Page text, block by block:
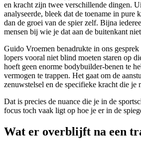
en kracht zijn twee verschillende dingen.
analyseerde, bleek dat de toename in pure
dan de groei van de spier zelf. Bijna
mensen bij wie je dat aan de buitenkant
Guido Vroemen benadrukte in ons
lopers vooral niet blind moeten staren op
hoeft geen enorme bodybuilder-benen te
vermogen te trappen. Het gaat om de
zenuwstelsel en de specifieke kracht die je
Dat is precies de nuance die je in de
focus toch vaak ligt op hoe je er in de
Wat er overblijft na een